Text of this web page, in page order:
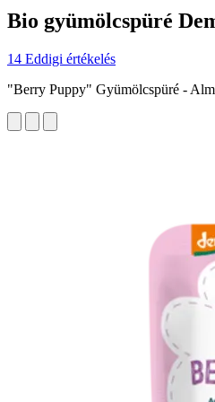
Bio gyümölcspüré
14 Eddigi értékelés
"Berry Puppy" Gyümölcspüré -